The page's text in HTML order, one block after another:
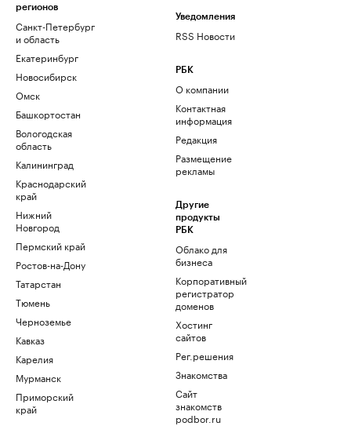
регионов
Санкт-Петербург
и область
Екатеринбург
Новосибирск
Омск
Башкортостан
Вологодская
область
Калининград
Краснодарский
край
Нижний
Новгород
Пермский край
Ростов-на-Дону
Татарстан
Тюмень
Черноземье
Кавказ
Карелия
Мурманск
Приморский
край
Уведомления
RSS Новости
РБК
О компании
Контактная
информация
Редакция
Размещение
рекламы
Другие
продукты
РБК
Облако для
бизнеса
Корпоративный
регистратор
доменов
Хостинг
сайтов
Рег.решения
Знакомства
Сайт
знакомств
podbor.ru